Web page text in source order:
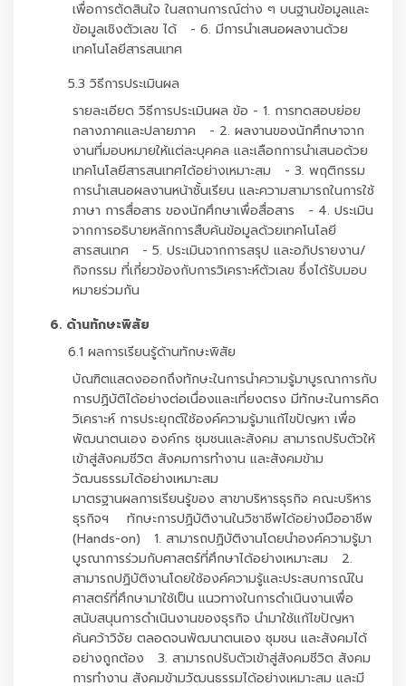
เพื่อการตัดสินใจ ในสถานการณ์ต่าง ๆ บนฐานข้อมูลและ
ข้อมูลเชิงตัวเลข ได้ - 6. มีการนำเสนอผลงานด้วย
เทคโนโลยีสารสนเทศ
5.3 วิธีการประเมินผล
รายละเอียด วิธีการประเมินผล ข้อ - 1. การทดสอบย่อย
กลางภาคและปลายภาค - 2. ผลงานของนักศึกษาจาก
งานที่มอบหมายให้แต่ละบุคคล และเลือกการนำเสนอด้วย
เทคโนโลยีสารสนเทศได้อย่างเหมาะสม - 3. พฤติกรรม
การนำเสนอผลงานหน้าชั้นเรียน และความสามารถในการใช้
ภาษา การสื่อสาร ของนักศึกษาเพื่อสื่อสาร - 4. ประเมิน
จากการอธิบายหลักการสืบค้นข้อมูลด้วยเทคโนโลยี
สารสนเทศ - 5. ประเมินจากการสรุป และอภิปรายงาน/
กิจกรรม ที่เกี่ยวข้องกับการวิเคราะห์ตัวเลข ซึ่งได้รับมอบ
หมายร่วมกัน
6. ด้านทักษะพิสัย
6.1 ผลการเรียนรู้ด้านทักษะพิสัย
บัณฑิตแสดงออกถึงทักษะในการนำความรู้มาบูรณาการกับ
การปฏิบัติได้อย่างต่อเนื่องและเที่ยงตรง มีทักษะในการคิด
วิเคราะห์ การประยุกต์ใช้องค์ความรู้มาแก้ไขปัญหา เพื่อ
พัฒนาตนเอง องค์กร ชุมชนและสังคม สามารถปรับตัวให้
เข้าสู่สังคมชีวิต สังคมการทำงาน และสังคมข้าม
วัฒนธรรมได้อย่างเหมาะสม
มาตรฐานผลการเรียนรู้ของ สาขาบริหารธุรกิจ คณะบริหาร
ธุรกิจฯ ทักษะการปฏิบัติงานในวิชาชีพได้อย่างมืออาชีพ
(Hands-on) 1. สามารถปฏิบัติงานโดยนำองค์ความรู้มา
บูรณาการร่วมกับศาสตร์ที่ศึกษาได้อย่างเหมาะสม 2.
สามารถปฏิบัติงานโดยใช้องค์ความรู้และประสบการณ์ใน
ศาสตร์ที่ศึกษามาใช้เป็น แนวทางในการดำเนินงานเพื่อ
สนับสนุนการดำเนินงานของธุรกิจ นำมาใช้แก้ไขปัญหา
ค้นคว้าวิจัย ตลอดจนพัฒนาตนเอง ชุมชน และสังคมได้
อย่างถูกต้อง 3. สามารถปรับตัวเข้าสู่สังคมชีวิต สังคม
การทำงาน สังคมข้ามวัฒนธรรมได้อย่างเหมาะสม และมี